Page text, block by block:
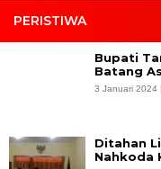
PERISTIWA
Bupati
Batang
3 Januari 2024
Ditahan
Nahkoda